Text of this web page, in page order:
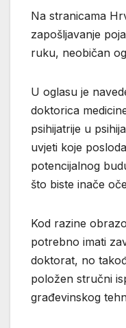
Na stranicama
zapošljavanje
ruku, neobičan
U oglasu je
doktorica
psihijatrije u
uvjeti koje
potencijalnog
što biste inače
Kod razine
potrebno imati
doktorat, no
položen stručni
građevinskog